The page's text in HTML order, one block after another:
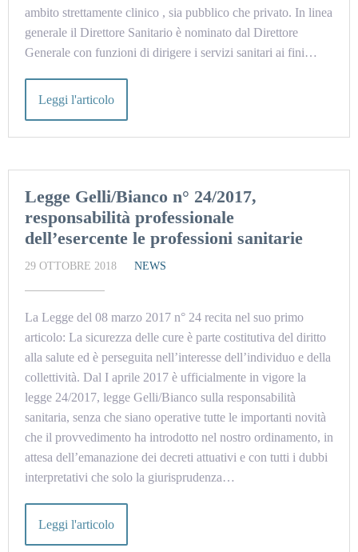
ambito strettamente clinico , sia pubblico che privato. In linea
generale il Direttore Sanitario è nominato dal Direttore
Generale con funzioni di dirigere i servizi sanitari ai fini…
Leggi l'articolo
Legge Gelli/Bianco n° 24/2017,
responsabilità professionale
dell’esercente le professioni sanitarie
29 OTTOBRE 2018 NEWS
La Legge del 08 marzo 2017 n° 24 recita nel suo primo
articolo: La sicurezza delle cure è parte costitutiva del diritto
alla salute ed è perseguita nell’interesse dell’individuo e della
collettività. Dal I aprile 2017 è ufficialmente in vigore la
legge 24/2017, legge Gelli/Bianco sulla responsabilità
sanitaria, senza che siano operative tutte le importanti novità
che il provvedimento ha introdotto nel nostro ordinamento, in
attesa dell’emanazione dei decreti attuativi e con tutti i dubbi
interpretativi che solo la giurisprudenza…
Leggi l'articolo